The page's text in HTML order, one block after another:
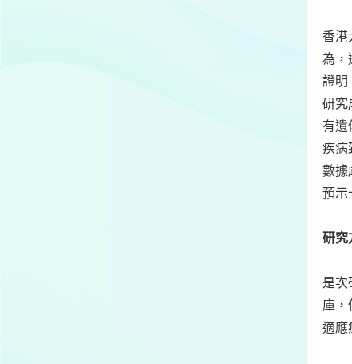
香港
為，
證明
研究
有遺
疾病
數據
預示
研究
是次
庫，
適應